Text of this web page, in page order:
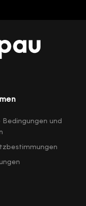
Bedingungen und